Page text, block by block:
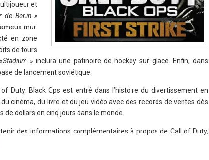
et
de Berlin »
mur.
en zone
de tours
Stadium » inclura une patinoire de hockey sur glace. Enfin, dans
de lancement soviétique.
Duty: Black Ops est entré dans l’histoire du divertissement en
cinéma, du livre et du jeu vidéo avec des records de ventes dès
dollars en cinq jours dans le monde.
des informations complémentaires à propos de Call of Duty,